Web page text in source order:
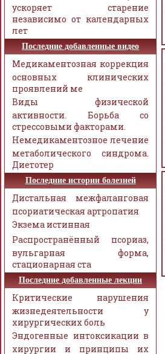
ускоряет старение
независимо от календарных
лет
Последние добавленные видео
Медикаментозная коррекция
основных клинических
проявлений ме
Виды физической
активности. Борьба со
стрессовыми факторами.
Немедикаментозное лечение
метаболического синдрома.
Диетотер
Последние истории болезней
Дистальная межфаланговая
псориатическая артропатия
Экзема истинная
Распространённый псориаз,
вульгарная форма,
стационарная ста
Последние добавленные лекции
Критические нарушения
жизнедеятельности у
хирургических боль
Эндогенные интоксикации в
хирургии и принципы их